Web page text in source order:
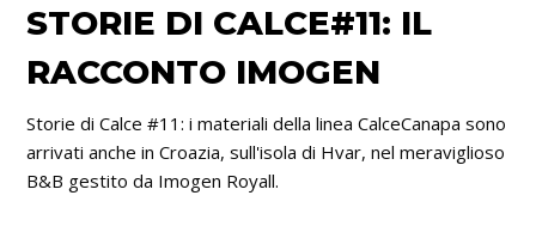
STORIE DI CALCE#11: IL
RACCONTO IMOGEN
Storie di Calce #11: i materiali della linea CalceCanapa sono
arrivati anche in Croazia, sull'isola di Hvar, nel meraviglioso
B&B gestito da Imogen Royall.